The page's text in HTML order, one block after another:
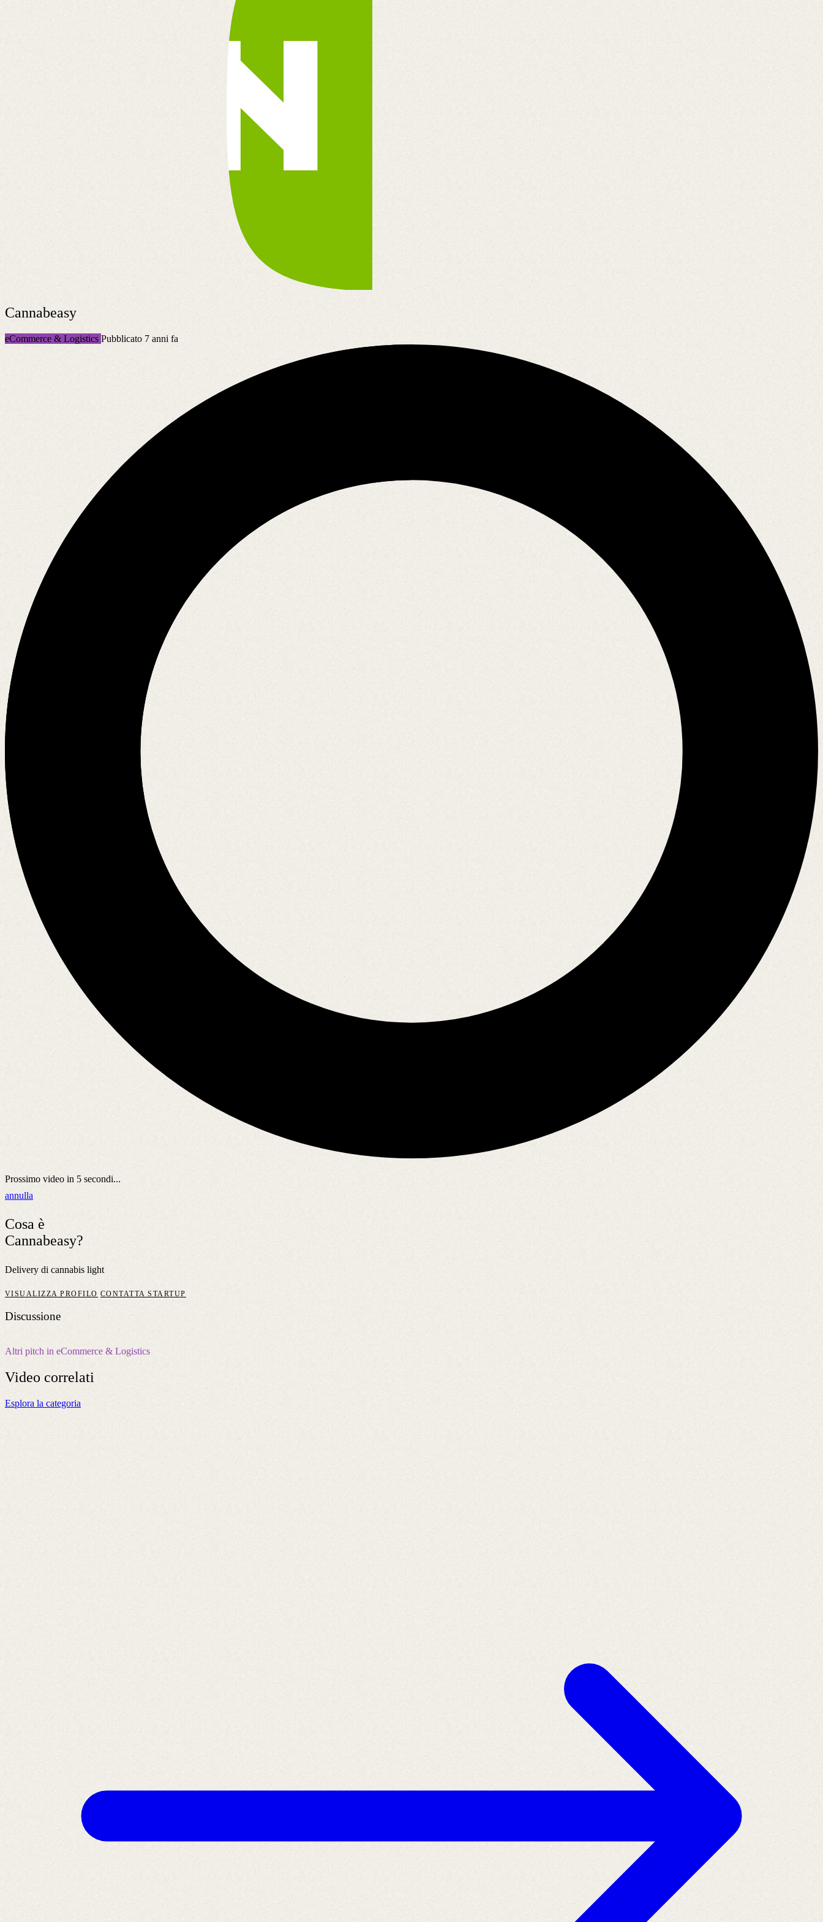
Cannabeasy
eCommerce & Logistics Pubblicato 7 anni fa
Prossimo video in 5 secondi...
annulla
Cosa è
Cannabeasy?
Delivery di cannabis light
VISUALIZZA PROFILO CONTATTA STARTUP
Discussione
Altri pitch in eCommerce & Logistics
Video correlati
Esplora la categoria